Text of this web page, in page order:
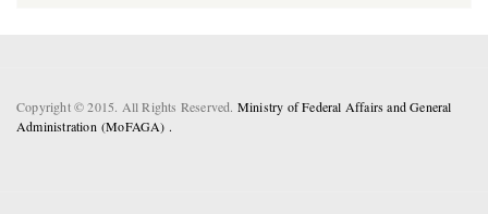
Copyright © 2015. All Rights Reserved. Ministry of Federal Affairs and General
Administration (MoFAGA) .